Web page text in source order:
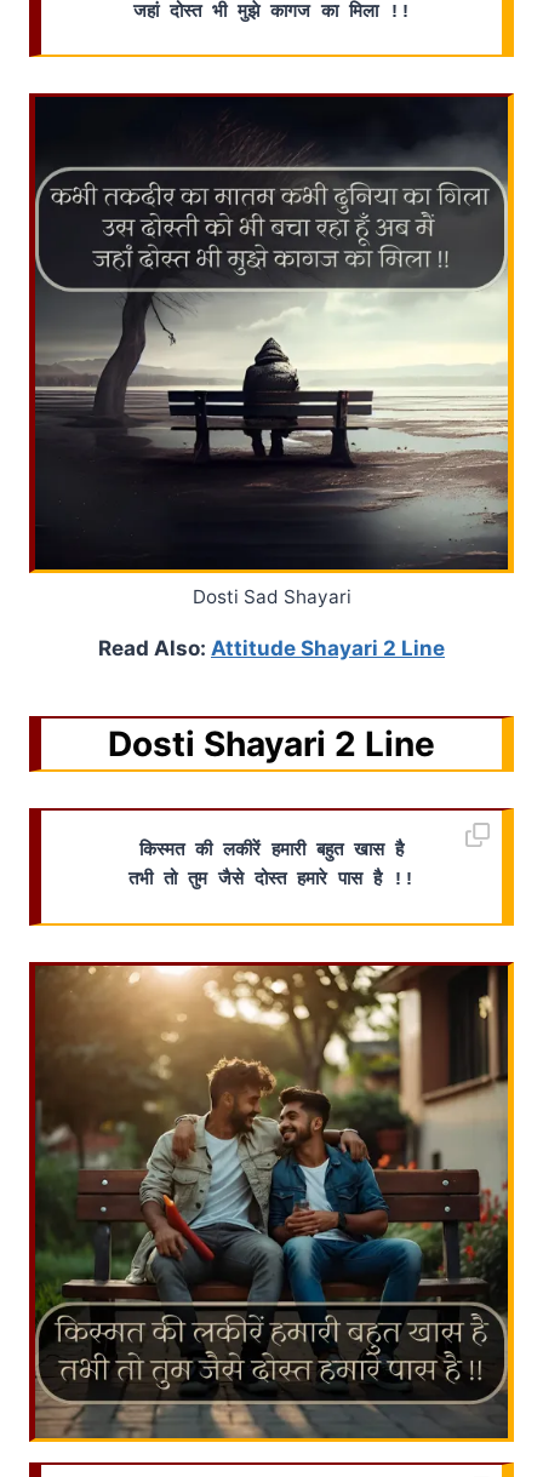
जहां दोस्त भी मुझे कागज का मिला !!
Dosti Sad Shayari
Read Also: Attitude Shayari 2 Line
Dosti Shayari 2 Line
किस्मत की लकीरें हमारी बहुत खास है
तभी तो तुम जैसे दोस्त हमारे पास है !!